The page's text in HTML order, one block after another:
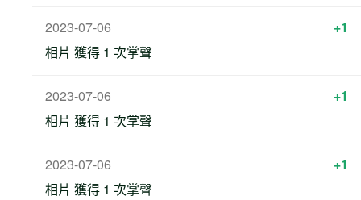
2023-07-06
+1
相片 獲得 1 次掌聲
2023-07-06
+1
相片 獲得 1 次掌聲
2023-07-06
+1
相片 獲得 1 次掌聲